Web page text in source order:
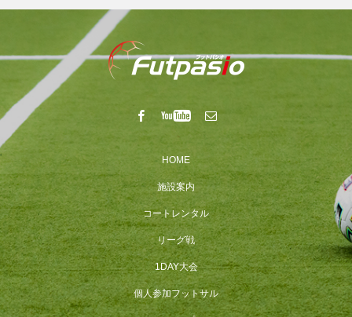
HOME
施設案内
コートレンタル
リーグ戦
1DAY大会
個人参加フットサル